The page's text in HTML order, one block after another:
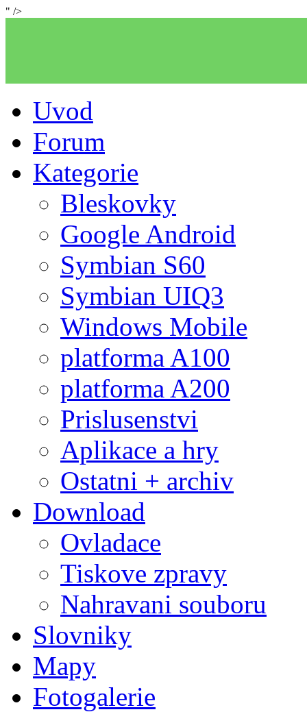
" />
Uvod
Forum
Kategorie
Bleskovky
Google Android
Symbian S60
Symbian UIQ3
Windows Mobile
platforma A100
platforma A200
Prislusenstvi
Aplikace a hry
Ostatni + archiv
Download
Ovladace
Tiskove zpravy
Nahravani souboru
Slovniky
Mapy
Fotogalerie